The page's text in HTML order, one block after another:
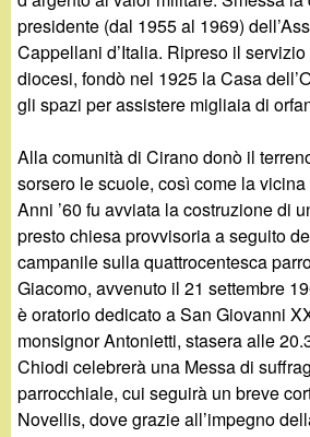
presidente (dal 1955 al 1969)
Cappellani d’Italia. Ripreso il
diocesi, fondò nel 1925 la Casa
gli spazi per assistere migliaia di
Alla comunità di Cirano donò il
sorsero le scuole, così come la
Anni ’60 fu avviata la costruzione di
presto chiesa provvisoria a seguito
campanile sulla quattrocentesca
Giacomo, avvenuto il 21 settembre
è oratorio dedicato a San Giovanni
monsignor Antonietti, stasera alle
Chiodi celebrerà una Messa di
parrocchiale, cui seguirà un breve
Novellis, dove grazie all’impegno